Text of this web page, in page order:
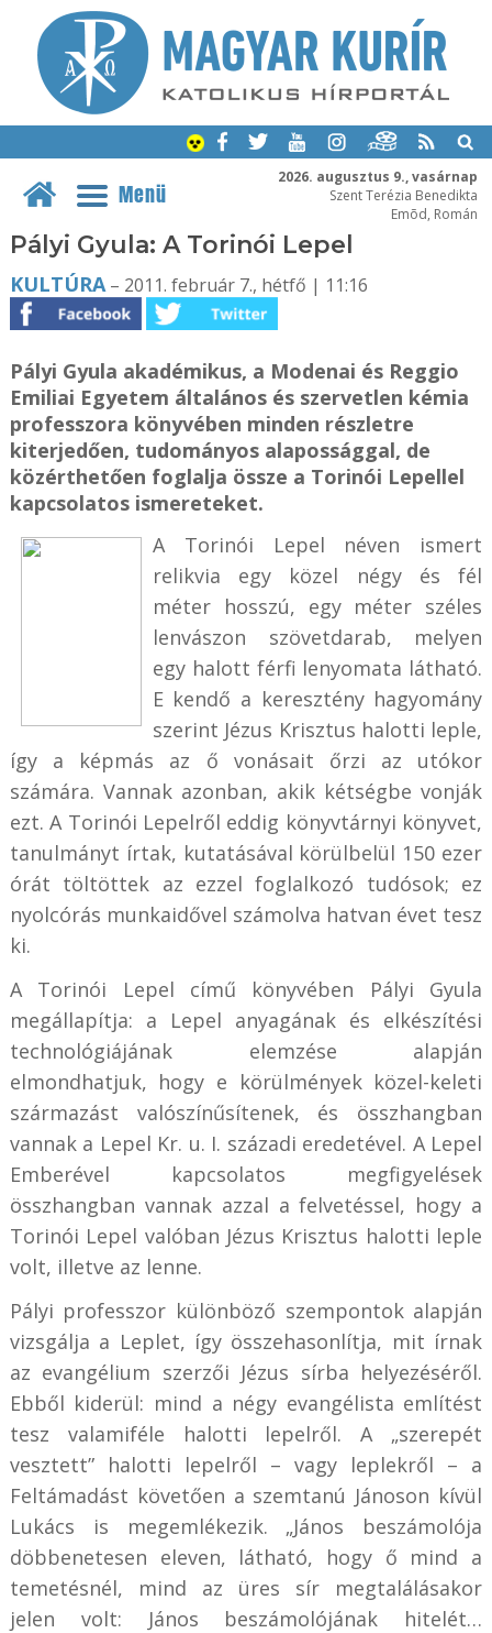
2026. augusztus 9., vasárnap
Szent Terézia Benedikta
Emõd, Román
Menü
Pályi Gyula: A Torinói Lepel
KULTÚRA– 2011. február 7., hétfő | 11:16
Pályi Gyula akadémikus, a Modenai és Reggio
Emiliai Egyetem általános és szervetlen kémia
professzora könyvében minden részletre
kiterjedően, tudományos alapossággal, de
közérthetően foglalja össze a Torinói Lepellel
kapcsolatos ismereteket.
A Torinói Lepel néven ismert
relikvia egy közel négy és fél
méter hosszú, egy méter széles
lenvászon szövetdarab, melyen
egy halott férfi lenyomata látható.
E kendő a keresztény hagyomány
szerint Jézus Krisztus halotti leple,
így a képmás az ő vonásait őrzi az utókor
számára. Vannak azonban, akik kétségbe vonják
ezt. A Torinói Lepelről eddig könyvtárnyi könyvet,
tanulmányt írtak, kutatásával körülbelül 150 ezer
órát töltöttek az ezzel foglalkozó tudósok; ez
nyolcórás munkaidővel számolva hatvan évet tesz
ki.
A Torinói Lepel című könyvében Pályi Gyula
megállapítja: a Lepel anyagának és elkészítési
technológiájának elemzése alapján
elmondhatjuk, hogy e körülmények közel-keleti
származást valószínűsítenek, és összhangban
vannak a Lepel Kr. u. I. századi eredetével. A Lepel
Emberével kapcsolatos megfigyelések
összhangban vannak azzal a felvetéssel, hogy a
Torinói Lepel valóban Jézus Krisztus halotti leple
volt, illetve az lenne.
Pályi professzor különböző szempontok alapján
vizsgálja a Leplet, így összehasonlítja, mit írnak
az evangélium szerzői Jézus sírba helyezéséről.
Ebből kiderül: mind a négy evangélista említést
tesz valamiféle halotti lepelről. A „szerepét
vesztett” halotti lepelről – vagy leplekről – a
Feltámadást követően a szemtanú Jánoson kívül
Lukács is megemlékezik. „János beszámolója
döbbenetesen eleven, látható, hogy ő mind a
temetésnél, mind az üres sír megtalálásakor
jelen volt: János beszámolójának hitelét…